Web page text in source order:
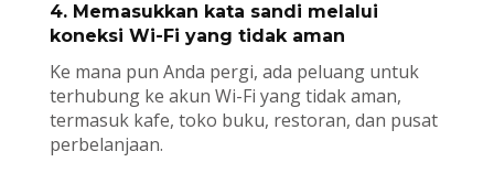
4. Memasukkan kata sandi melalui
koneksi Wi-Fi yang tidak aman
Ke mana pun Anda pergi, ada peluang untuk
terhubung ke akun Wi-Fi yang tidak aman,
termasuk kafe, toko buku, restoran, dan pusat
perbelanjaan.